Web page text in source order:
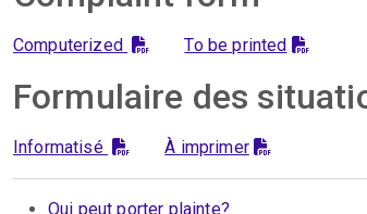
Computerized To be printed
Formulaire des
Informatisé À imprimer
Qui peut porter plainte?